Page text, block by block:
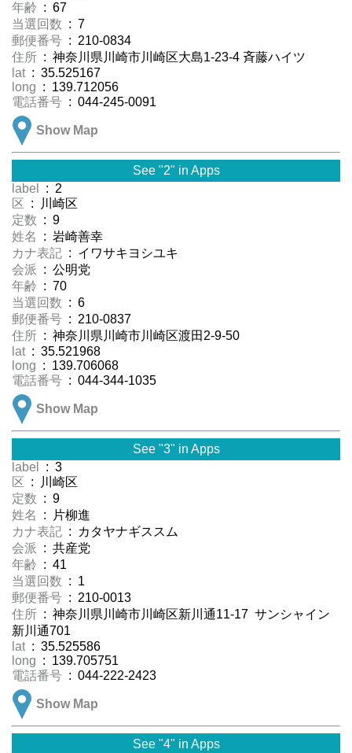
年齢 : 67
当選回数 : 7
郵便番号 : 210-0834
住所 : 神奈川県川崎市川崎区大島1-23-4 斉藤ハイツ
lat : 35.525167
long : 139.712056
電話番号 : 044-245-0091
Show Map
See "2" in Apps
label
: 2
区 : 川崎区
定数 : 9
姓名
: 岩崎善幸
カナ表記 : イワサキヨシユキ
会派 : 公明党
年齢 : 70
当選回数 : 6
郵便番号 : 210-0837
住所 : 神奈川県川崎市川崎区渡田2-9-50
lat : 35.521968
long : 139.706068
電話番号 : 044-344-1035
Show Map
See "3" in Apps
label
: 3
区 : 川崎区
定数 : 9
姓名
: 片柳進
カナ表記 : カタヤナギススム
会派 : 共産党
年齢 : 41
当選回数 : 1
郵便番号 : 210-0013
住所 : 神奈川県川崎市川崎区新川通11-17 サンシャイン
新川通701
lat : 35.525586
long : 139.705751
電話番号 : 044-222-2423
Show Map
See "4" in Apps